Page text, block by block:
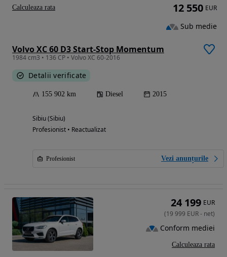
Volvo XC 60 D3 Start-Stop Momentum
1984 cm3 • 136 CP • Volvo XC 60-2016
Detalii verificate
155 902 km Diesel 2015
Sibiu (Sibiu)
Profesionist • Reactualizat
Profesionist Vezi anunțurile
12 550 EUR
Sub medie
Calculeaza rata
24 199 EUR
(19 999 EUR- net)
Conform mediei
Calculeaza rata